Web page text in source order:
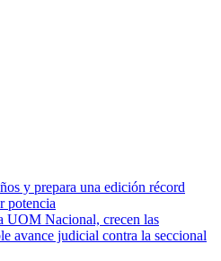
y prepara una edición récord
potencia
UOM Nacional, crecen las
avance judicial contra la seccional